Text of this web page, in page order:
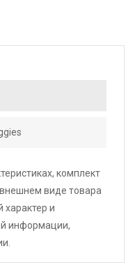
комплект
виде товара
характер и
информации,